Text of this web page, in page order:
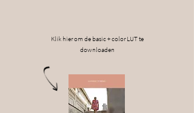
Klik hier om de basic + color LUT te
downloaden